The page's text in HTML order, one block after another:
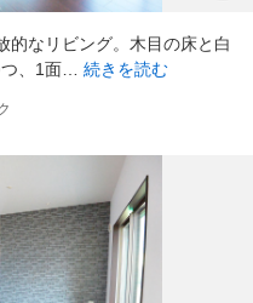
的なリビング。木目の床と白
、1面… 続きを読む